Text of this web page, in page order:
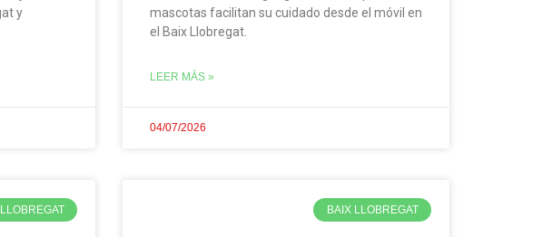
y
mascotas facilitan su cuidado desde el móvil en
el Baix Llobregat.
LEER MÁS »
04/07/2026
BAIX LLOBREGAT